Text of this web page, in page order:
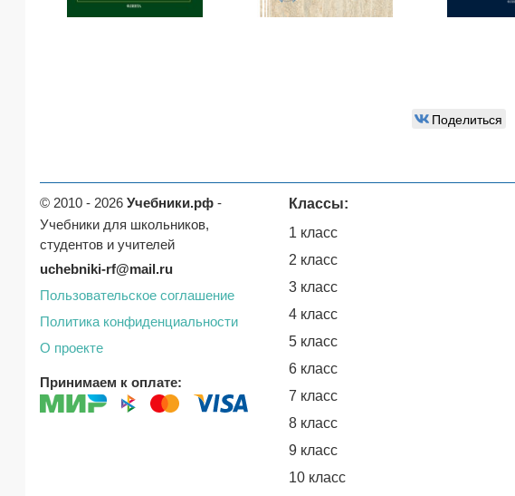
Поделиться
© 2010 - 2026 Учебники.рф -
Учебники для школьников,
студентов и учителей
uchebniki-rf@mail.ru
Пользовательское соглашение
Политика конфиденциальности
О проекте
Принимаем к оплате:
Классы:
1 класс
2 класс
3 класс
4 класс
5 класс
6 класс
7 класс
8 класс
9 класс
10 класс